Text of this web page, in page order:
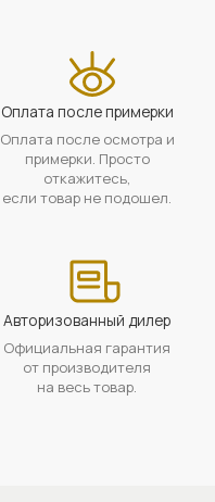
Оплата после примерки
Оплата после осмотра и
примерки. Просто
откажитесь,
если товар не подошел.
Авторизованный дилер
Официальная гарантия
от производителя
на весь товар.